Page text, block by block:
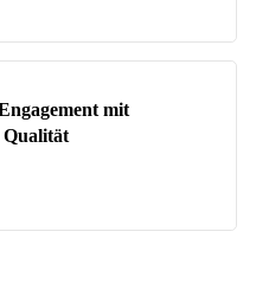
mit
Qualität